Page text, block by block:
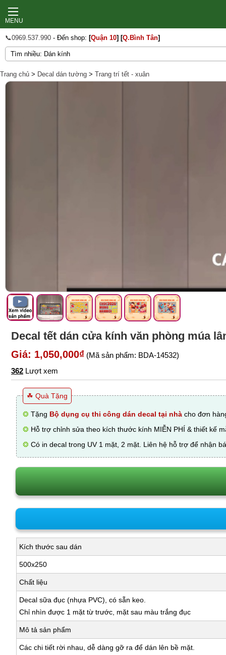
MENU
📞0969.537.990 - Đến shop: [Quận 10] [Q.Bình Tân]
Trang chủ > Decal dán tường > Trang trí tết - xuân
Decal tết dán cửa kính văn phòng múa
Giá: 1,050,000₫ (Mã sản phẩm: BDA-14532)
362 Lượt xem
☘ Quà Tặng
❂ Tặng Bộ dụng cụ thi công dán decal tại nhà cho đơn
❂ Hỗ trợ chỉnh sửa theo kích thước kính MIỄN PHÍ & thiết kế
❂ Có in decal trong UV 1 mặt, 2 mặt. Liên hệ hỗ trợ để nhận
Kích thước sau dán
500x250
Chất liệu
Decal sữa đục (nhựa PVC), có sẵn keo.
Chỉ nhìn được 1 mặt từ trước, mặt sau màu trắng đục
Mô tả sản phẩm
Các chi tiết rời nhau, dễ dàng gỡ ra để dán lên bề mặt.